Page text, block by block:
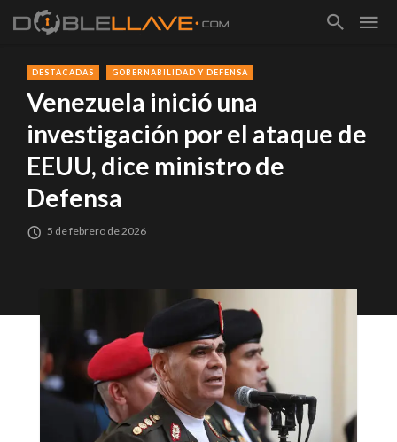
DESTACADAS GOBERNABILIDAD Y DEFENSA
Venezuela inició una
investigación por el ataque de
EEUU, dice ministro de
Defensa
5 de febrero de 2026